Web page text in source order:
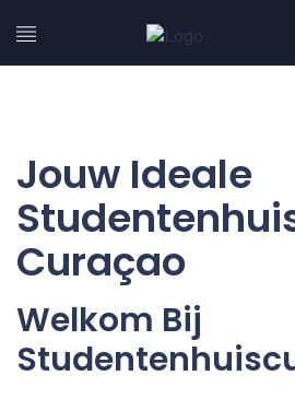
Jouw Ideale
Curaçao
Welkom Bij